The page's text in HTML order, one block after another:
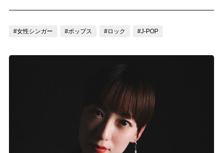
muevoクラウドファンディング
#女性シンガー #ポップス #ロック #J-POP